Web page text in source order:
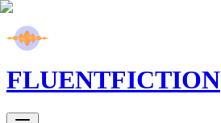
FLUENTFICTION